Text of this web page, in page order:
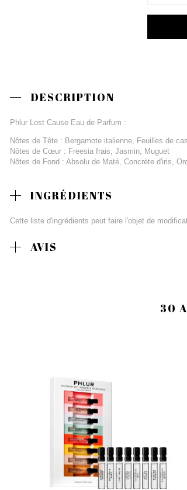
DESCRIPTION
Phlur Lost Cause Eau de Parfum :
Nôtes de Tête : Bergamote italienne, Feuilles de
Nôtes de Cœur : Freesia frais, Jasmin, Muguet
Nôtes de Fond : Absolu de Maté, Concrète d'iris,
INGRÉDIENTS
Cette liste d'ingrédients peut faire l'objet de
AVIS
30